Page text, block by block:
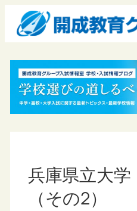
兵庫県立大
（その2）